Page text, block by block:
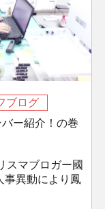
ブログ
ー紹介！の巻
スマブロガー國
事異動により鳳